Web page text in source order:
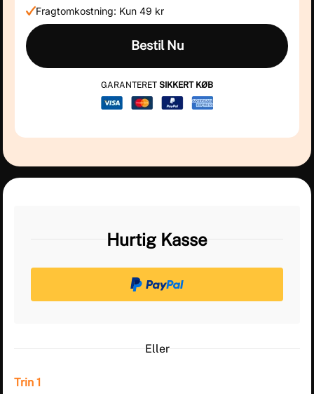
Fragtomkostning: Kun 49 kr
Bestil Nu
GARANTERET SIKKERT KØB
Hurtig Kasse
Eller
Trin 1